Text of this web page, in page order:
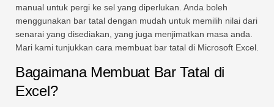
manual untuk pergi ke sel yang diperlukan. Anda boleh
menggunakan bar tatal dengan mudah untuk memilih nilai dari
senarai yang disediakan, yang juga menjimatkan masa anda.
Mari kami tunjukkan cara membuat bar tatal di Microsoft Excel.
Bagaimana Membuat Bar Tatal di
Excel?